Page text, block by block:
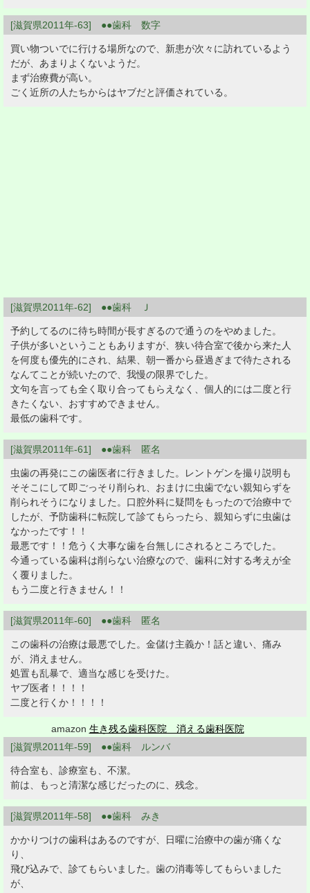
[滋賀県2011年-63] ●●歯科 数字
買い物ついでに行ける場所なので、新患が次々に訪れているよう
だが、あまりよくないようだ。
まず治療費が高い。
ごく近所の人たちからはヤブだと評価されている。
[滋賀県2011年-62] ●●歯科 Ｊ
予約してるのに待ち時間が長すぎるので通うのをやめました。
子供が多いということもありますが、狭い待合室で後から来た人
を何度も優先的にされ、結果、朝一番から昼過ぎまで待たされる
なんてことが続いたので、我慢の限界でした。
文句を言っても全く取り合ってもらえなく、個人的には二度と行
きたくない、おすすめできません。
最低の歯科です。
[滋賀県2011年-61] ●●歯科 匿名
虫歯の再発にこの歯医者に行きました。レントゲンを撮り説明も
そそこにして即ごっそり削られ、おまけに虫歯でない親知らずを
削られそうになりました。口腔外科に疑問をもったので治療中で
したが、予防歯科に転院して診てもらったら、親知らずに虫歯は
なかったです！！
最悪です！！危うく大事な歯を台無しにされるところでした。
今通っている歯科は削らない治療なので、歯科に対する考えが全
く覆りました。
もう二度と行きません！！
[滋賀県2011年-60] ●●歯科 匿名
この歯科の治療は最悪でした。金儲け主義か！話と違い、痛み
が、消えません。
処置も乱暴で、適当な感じを受けた。
ヤブ医者！！！！
二度と行くか！！！！
amazon 生き残る歯科医院 消える歯科医院
[滋賀県2011年-59] ●●歯科 ルンバ
待合室も、診療室も、不潔。
前は、もっと清潔な感じだったのに、残念。
[滋賀県2011年-58] ●●歯科 みき
かかりつけの歯科はあるのですが、日曜に治療中の歯が痛くな
り、
飛び込みで、診てもらいました。歯の消毒等してもらいました
が、